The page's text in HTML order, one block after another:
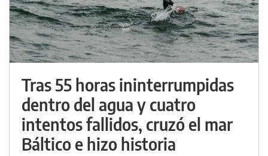
Tras 55 horas ininterrumpidas
dentro del agua y cuatro
intentos fallidos, cruzó el mar
Báltico e hizo historia